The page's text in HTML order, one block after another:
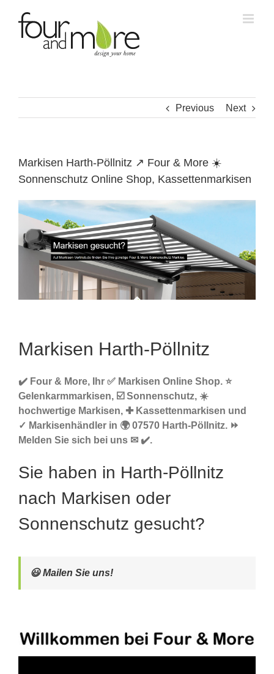
content
Previous Next
Markisen Harth-Pöllnitz ↗️ Four & More ☀️
Sonnenschutz Online Shop, Kassettenmarkisen
Markisen Harth-Pöllnitz
✔️ Four & More, Ihr ✅ Markisen Online Shop. ⭐
Gelenkarmmarkisen, ☑️ Sonnenschutz, ☀️
hochwertige Markisen, ✚ Kassettenmarkisen und
✓ Markisenhändler in 🌍 07570 Harth-Pöllnitz. ⏩
Melden Sie sich bei uns ✉ ✔️.
Sie haben in Harth-Pöllnitz
nach Markisen oder
Sonnenschutz gesucht?
😃 Mailen Sie uns!